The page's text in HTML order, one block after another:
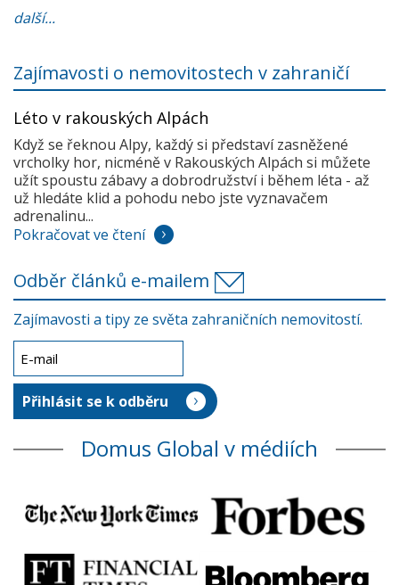
další...
Zajímavosti o nemovitostech v zahraničí
Léto v rakouských Alpách
Když se řeknou Alpy, každý si představí zasněžené
vrcholky hor, nicméně v Rakouských Alpách si můžete
užít spoustu zábavy a dobrodružství i během léta - až
už hledáte klid a pohodu nebo jste vyznavačem
adrenalinu...
Pokračovat ve čtení
Odběr článků e-mailem
Zajímavosti a tipy ze světa zahraničních nemovitostí.
Domus Global v médiích